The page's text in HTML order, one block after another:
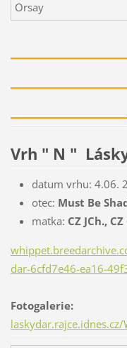
Orsay
Vrh " N "
datum vrhu: 4.06.
otec: Must Be
matka: CZ JCh.,
dar-6cfd7e46-ea16-
Fotogalerie: